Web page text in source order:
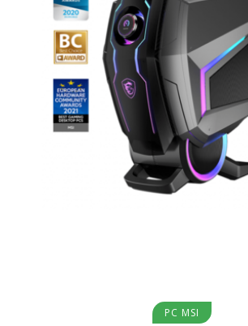
Aggiungi al carrello
PC MSI